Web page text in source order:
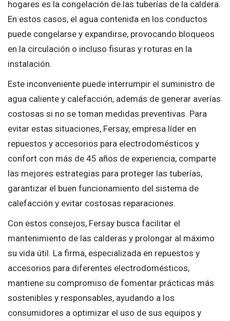
hogares es la congelación de las tuberías de la caldera.
En estos casos, el agua contenida en los conductos
puede congelarse y expandirse, provocando bloqueos
en la circulación o incluso fisuras y roturas en la
instalación.
Este inconveniente puede interrumpir el suministro de
agua caliente y calefacción, además de generar averías
costosas si no se toman medidas preventivas. Para
evitar estas situaciones, Fersay, empresa líder en
repuestos y accesorios para electrodomésticos y
confort con más de 45 años de experiencia, comparte
las mejores estrategias para proteger las tuberías,
garantizar el buen funcionamiento del sistema de
calefacción y evitar costosas reparaciones.
Con estos consejos, Fersay busca facilitar el
mantenimiento de las calderas y prolongar al máximo
su vida útil. La firma, especializada en repuestos y
accesorios para diferentes electrodomésticos,
mantiene su compromiso de fomentar prácticas más
sostenibles y responsables, ayudando a los
consumidores a optimizar el uso de sus equipos y